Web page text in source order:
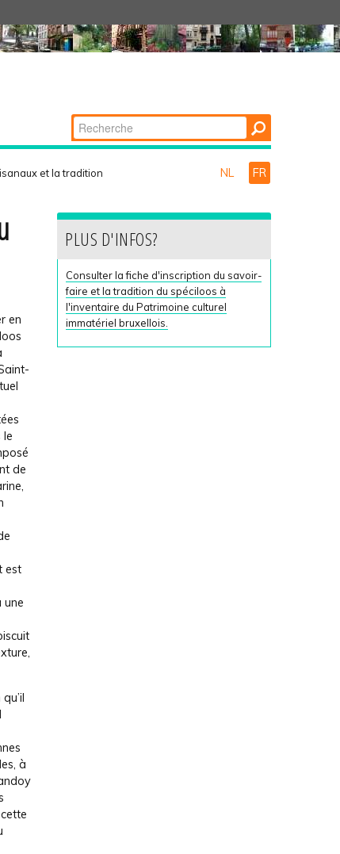
Chercher par
Recherche
et la tradition
NL FR
en
le
de
est
une
à
PLUS D'INFOS?
Consulter la fiche d'inscription du savoir-
faire et la tradition du spéciloos à
l'inventaire du Patrimoine culturel
immatériel bruxellois.